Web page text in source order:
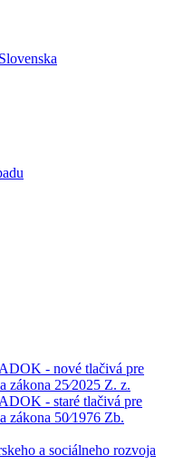
- nové tlačivá pre
zákona 25⁄2025 Z. z.
- staré tlačivá pre
zákona 50⁄1976 Zb.
a sociálneho rozvoja